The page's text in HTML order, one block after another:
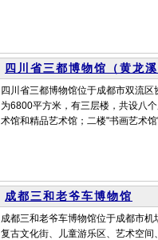
四川省三都博物馆（黄龙溪
四川省三都博物馆位于成都市双流
为6800平方米，有三层楼，共设八
术馆和精品艺术馆；二楼"书画艺术
成都三和老爷车博物馆
成都三和老爷车博物馆位于成都市机
复古文化街、儿童游乐区、艺术空